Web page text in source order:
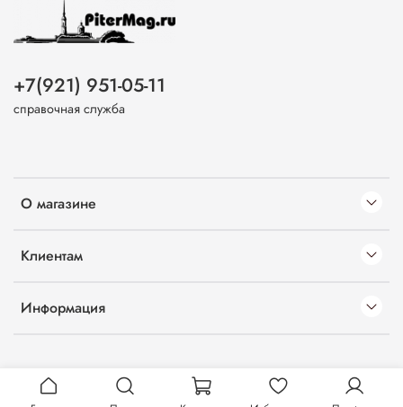
О магазине
Клиентам
Информация
+7(921) 951-05-11
справочная служба